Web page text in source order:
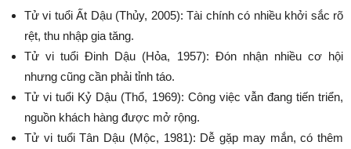
Tử vi tuổi Ất Dậu (Thủy, 2005): Tài chính có nhiều khởi sắc rõ
rệt, thu nhập gia tăng.
Tử vi tuổi Đinh Dậu (Hỏa, 1957): Đón nhận nhiều cơ hội
nhưng cũng cần phải tỉnh táo.
Tử vi tuổi Kỷ Dậu (Thổ, 1969): Công việc vẫn đang tiến triển,
nguồn khách hàng được mở rộng.
Tử vi tuổi Tân Dậu (Mộc, 1981): Dễ gặp may mắn, có thêm